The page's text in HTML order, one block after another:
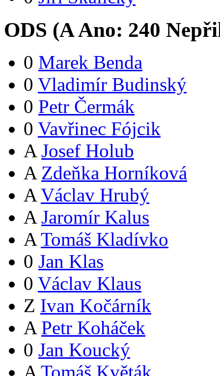
ODS (AAno: 240
0 Marek Benda
0 Vladimír Budinský
0 Petr Čermák
0 Vavřinec Fójcik
A Josef Holub
A Zdeňka Horníková
A Václav Hrubý
A Jaromír Kalus
A Tomáš Kladívko
0 Jan Klas
0 Václav Klaus
Z Ivan Kočárník
A Petr Koháček
0 Jan Koucký